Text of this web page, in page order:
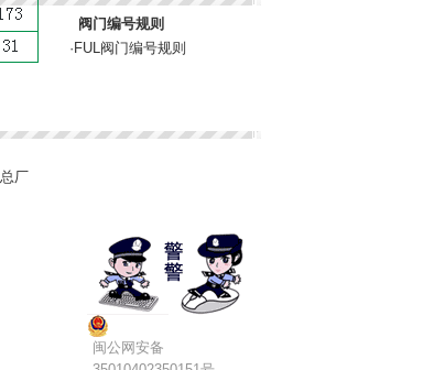
阀门编号规则
· FUL阀门编号规则
厂
闽公网安备